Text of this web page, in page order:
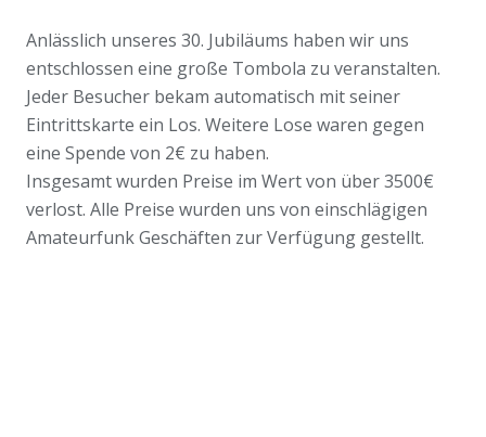
Anlässlich unseres 30. Jubiläums haben wir uns
entschlossen eine große Tombola zu veranstalten.
Jeder Besucher bekam automatisch mit seiner
Eintrittskarte ein Los. Weitere Lose waren gegen
eine Spende von 2€ zu haben.
Insgesamt wurden Preise im Wert von über 3500€
verlost. Alle Preise wurden uns von einschlägigen
Amateurfunk Geschäften zur Verfügung gestellt.